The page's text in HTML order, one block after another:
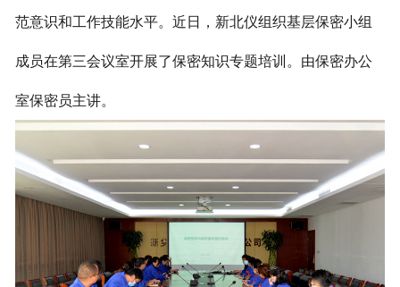
范意识和工作技能水平。近日，新北仪组织基层保密小组
成员在第三会议室开展了保密知识专题培训。由保密办公
室保密员主讲。